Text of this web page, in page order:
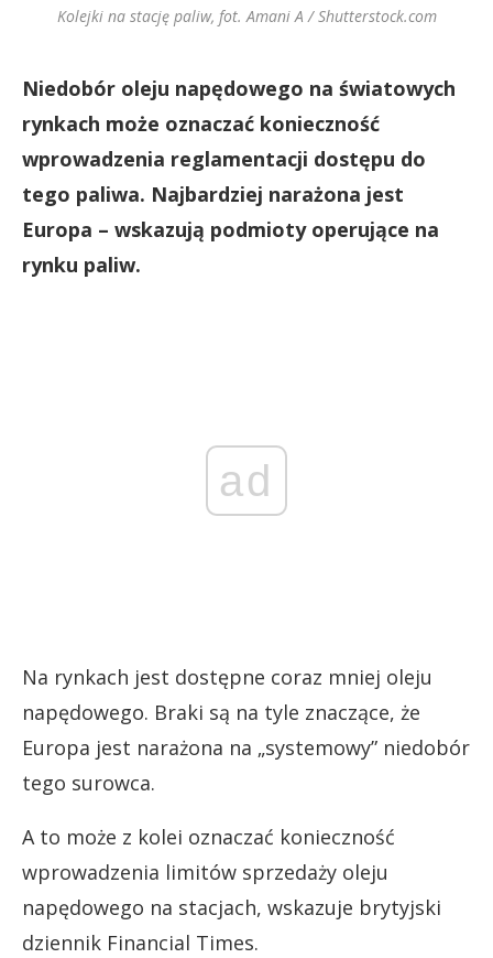
Kolejki na stację paliw, fot. Amani A / Shutterstock.com
Niedobór oleju napędowego na światowych
rynkach może oznaczać konieczność
wprowadzenia reglamentacji dostępu do
tego paliwa. Najbardziej narażona jest
Europa – wskazują podmioty operujące na
rynku paliw.
ad
Na rynkach jest dostępne coraz mniej oleju
napędowego. Braki są na tyle znaczące, że
Europa jest narażona na „systemowy” niedobór
tego surowca.
A to może z kolei oznaczać konieczność
wprowadzenia limitów sprzedaży oleju
napędowego na stacjach, wskazuje brytyjski
dziennik Financial Times.